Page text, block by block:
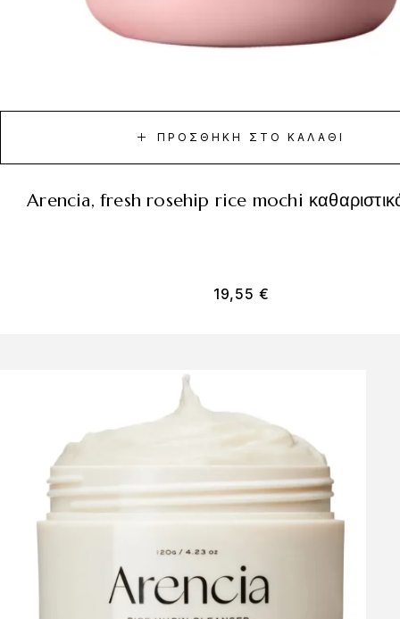
ΠΡΟΣΘΉΚΗ ΣΤΟ ΚΑΛΆΘΙ
arencia, fresh rosehip rice mochi
19,55 €